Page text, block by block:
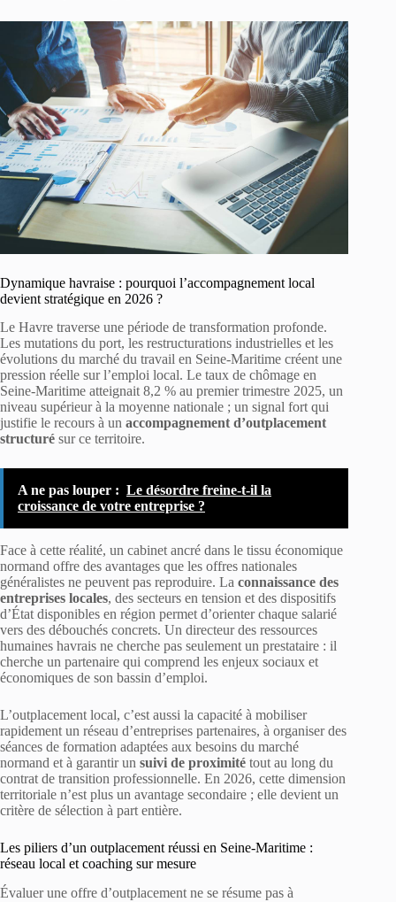
Dynamique havraise : pourquoi l’accompagnement local
devient stratégique en 2026 ?
Le Havre traverse une période de transformation profonde.
Les mutations du port, les restructurations industrielles et les
évolutions du marché du travail en Seine-Maritime créent une
pression réelle sur l’emploi local. Le taux de chômage en
Seine-Maritime atteignait 8,2 % au premier trimestre 2025, un
niveau supérieur à la moyenne nationale ; un signal fort qui
justifie le recours à un accompagnement d’outplacement
structuré sur ce territoire.
A ne pas louper : Le désordre freine-t-il la
croissance de votre entreprise ?
Face à cette réalité, un cabinet ancré dans le tissu économique
normand offre des avantages que les offres nationales
généralistes ne peuvent pas reproduire. La connaissance des
entreprises locales, des secteurs en tension et des dispositifs
d’État disponibles en région permet d’orienter chaque salarié
vers des débouchés concrets. Un directeur des ressources
humaines havrais ne cherche pas seulement un prestataire : il
cherche un partenaire qui comprend les enjeux sociaux et
économiques de son bassin d’emploi.
L’outplacement local, c’est aussi la capacité à mobiliser
rapidement un réseau d’entreprises partenaires, à organiser des
séances de formation adaptées aux besoins du marché
normand et à garantir un suivi de proximité tout au long du
contrat de transition professionnelle. En 2026, cette dimension
territoriale n’est plus un avantage secondaire ; elle devient un
critère de sélection à part entière.
Les piliers d’un outplacement réussi en Seine-Maritime :
réseau local et coaching sur mesure
Évaluer une offre d’outplacement ne se résume pas à